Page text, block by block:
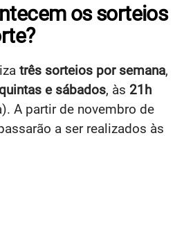
os sorteios
três sorteios por semana,
e sábados, às 21h
A partir de novembro de
a ser realizados às